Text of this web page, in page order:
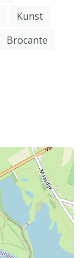
Kunst
Brocante